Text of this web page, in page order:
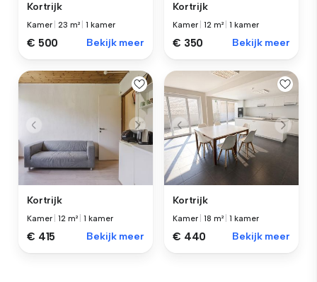
Kortrijk
Kamer |23 m² |1 kamer
€ 500 Bekijk meer
Kortrijk
Kamer |12 m² |1 kamer
€ 350 Bekijk meer
Kortrijk
Kamer |12 m² |1 kamer
€ 415 Bekijk meer
Kortrijk
Kamer |18 m² |1 kamer
€ 440 Bekijk meer